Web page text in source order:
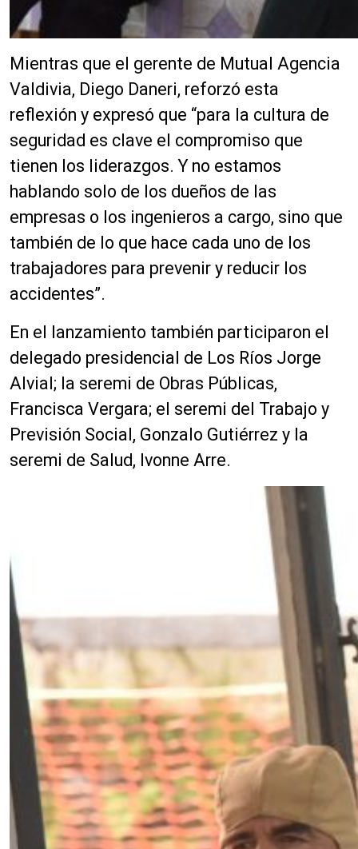
Mientras que el gerente de Mutual Agencia
Valdivia, Diego Daneri, reforzó esta
reflexión y expresó que “para la cultura de
seguridad es clave el compromiso que
tienen los liderazgos. Y no estamos
hablando solo de los dueños de las
empresas o los ingenieros a cargo, sino que
también de lo que hace cada uno de los
trabajadores para prevenir y reducir los
accidentes”.
En el lanzamiento también participaron el
delegado presidencial de Los Ríos Jorge
Alvial; la seremi de Obras Públicas,
Francisca Vergara; el seremi del Trabajo y
Previsión Social, Gonzalo Gutiérrez y la
seremi de Salud, Ivonne Arre.